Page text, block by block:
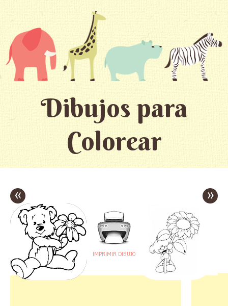
Dibujos para
Colorear
«
IMPRIMIR DIBUJO
»